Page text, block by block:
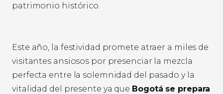
patrimonio histórico.
Este año, la festividad promete atraer a miles de
visitantes ansiosos por presenciar la mezcla
perfecta entre la solemnidad del pasado y la
vitalidad del presente ya que Bogotá se prepara